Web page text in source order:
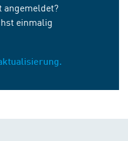
angemeldet?
einmalig